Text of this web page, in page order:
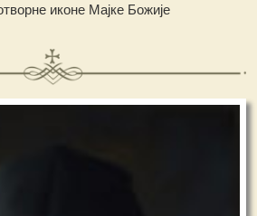
иконе Мајке Божије